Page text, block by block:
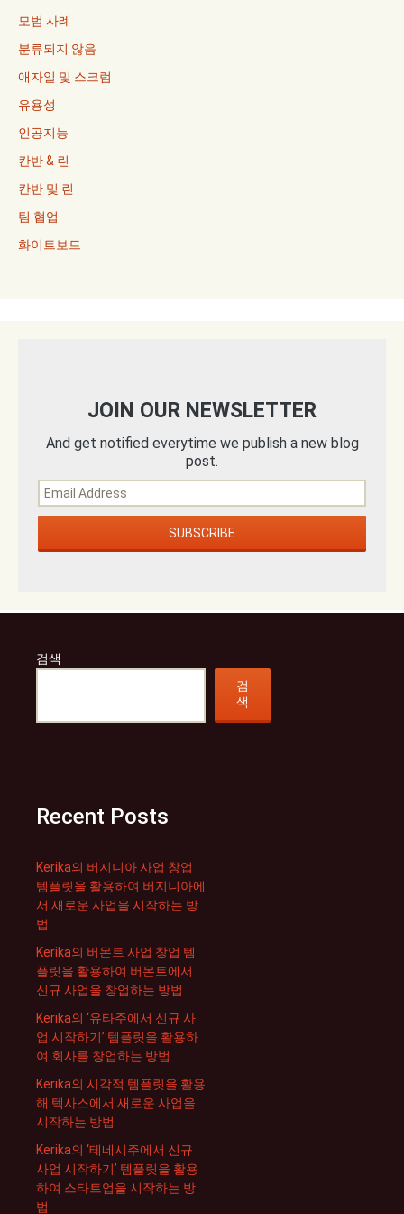
모범 사례
분류되지 않음
애자일 및 스크럼
유용성
인공지능
칸반 & 린
칸반 및 린
팀 협업
화이트보드
JOIN OUR NEWSLETTER
And get notified everytime we publish a new blog
post.
검색
검
색
Recent Posts
Kerika의 버지니아 사업 창업
템플릿을 활용하여 버지니아에
서 새로운 사업을 시작하는 방
법
Kerika의 버몬트 사업 창업 템
플릿을 활용하여 버몬트에서
신규 사업을 창업하는 방법
Kerika의 ‘유타주에서 신규 사
업 시작하기’ 템플릿을 활용하
여 회사를 창업하는 방법
Kerika의 시각적 템플릿을 활용
해 텍사스에서 새로운 사업을
시작하는 방법
Kerika의 ‘테네시주에서 신규
사업 시작하기’ 템플릿을 활용
하여 스타트업을 시작하는 방
법